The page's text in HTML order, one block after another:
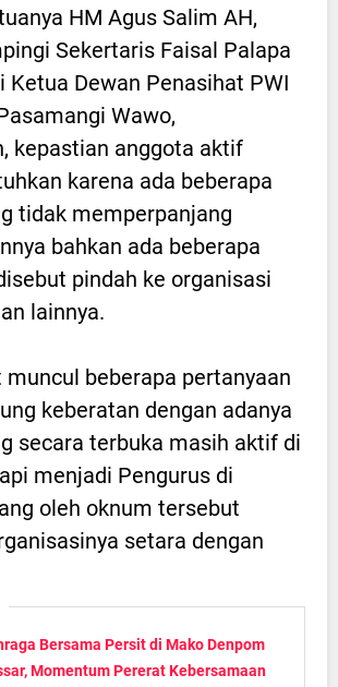
HM Agus Salim AH,
Sekertaris Faisal Palapa
Ketua Dewan Penasihat PWI
Wawo,
kepastian anggota aktif
karena ada beberapa
tidak memperpanjang
bahkan ada beberapa
pindah ke organisasi
lainnya.
muncul beberapa pertanyaan
keberatan dengan adanya
secara terbuka masih aktif di
menjadi Pengurus di
oleh oknum tersebut
setara dengan
Bersama Persit di Mako Denpom
Momentum Pererat Kebersamaan